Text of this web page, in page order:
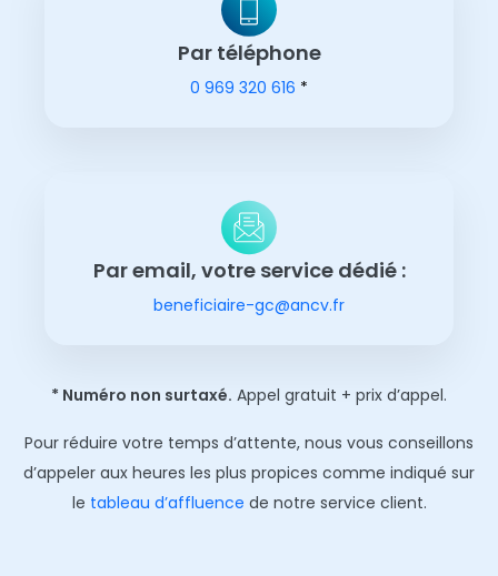
Par téléphone
0 969 320 616 *
Par email, votre service dédié :
beneficiaire-gc@ancv.fr
* Numéro non surtaxé. Appel gratuit + prix d’appel.
Pour réduire votre temps d’attente, nous vous conseillons
d’appeler aux heures les plus propices comme indiqué sur
le tableau d’affluence de notre service client.